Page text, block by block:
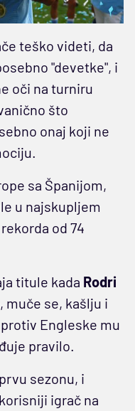
teško videti, da
"devetke", i
oči na turniru
što
onaj koji ne
sa Španijom,
u najskupljem
od 74
titule kada Rodri
muče se, kašlju i
Engleske mu
pravilo.
sezonu, i
igrač na